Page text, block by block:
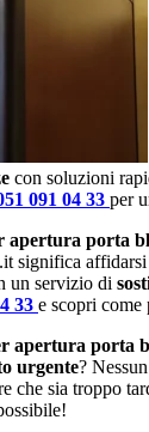
con soluzioni
091 04 33 per
apertura porta
significa
un servizio di
33 e scopri come
apertura porta
urgente?
che sia troppo